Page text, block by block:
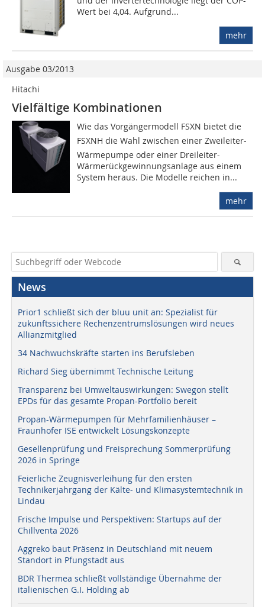
Wert bei 4,04. Aufgrund...
mehr
Ausgabe 03/2013
Hitachi
Vielfältige Kombinationen
Wie das Vorgängermodell FSXN bietet die
FSXNH die Wahl zwischen einer Zweileiter-
Wärmepumpe oder einer Dreileiter-
Wärmerückgewinnungsanlage aus einem
System heraus. Die Modelle reichen in...
mehr
News
Prior1 schließt sich der bluu unit an: Spezialist für
zukunftssichere Rechenzentrumslösungen wird neues
Allianzmitglied
34 Nachwuchskräfte starten ins Berufsleben
Richard Sieg übernimmt Technische Leitung
Transparenz bei Umweltauswirkungen: Swegon stellt
EPDs für das gesamte Propan-Portfolio bereit
Propan-Wärmepumpen für Mehrfamilienhäuser –
Fraunhofer ISE entwickelt Lösungskonzepte
Gesellenprüfung und Freisprechung Sommerprüfung
2026 in Springe
Feierliche Zeugnisverleihung für den ersten
Technikerjahrgang der Kälte- und Klimasystemtechnik in
Lindau
Frische Impulse und Perspektiven: Startups auf der
Chillventa 2026
Aggreko baut Präsenz in Deutschland mit neuem
Standort in Pfungstadt aus
BDR Thermea schließt vollständige Übernahme der
italienischen G.I. Holding ab